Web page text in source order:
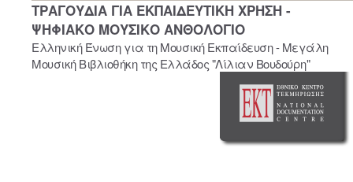
ΤΡΑΓΟΥΔΙΑ ΓΙΑ ΕΚΠΑΙΔΕΥΤΙΚΗ ΧΡΗΣΗ -
ΨΗΦΙΑΚΟ ΜΟΥΣΙΚΟ ΑΝΘΟΛΟΓΙΟ
Ελληνική Ένωση για τη Μουσική Εκπαίδευση - Μεγάλη
Μουσική Βιβλιοθήκη της Ελλάδος "Λίλιαν Βουδούρη"